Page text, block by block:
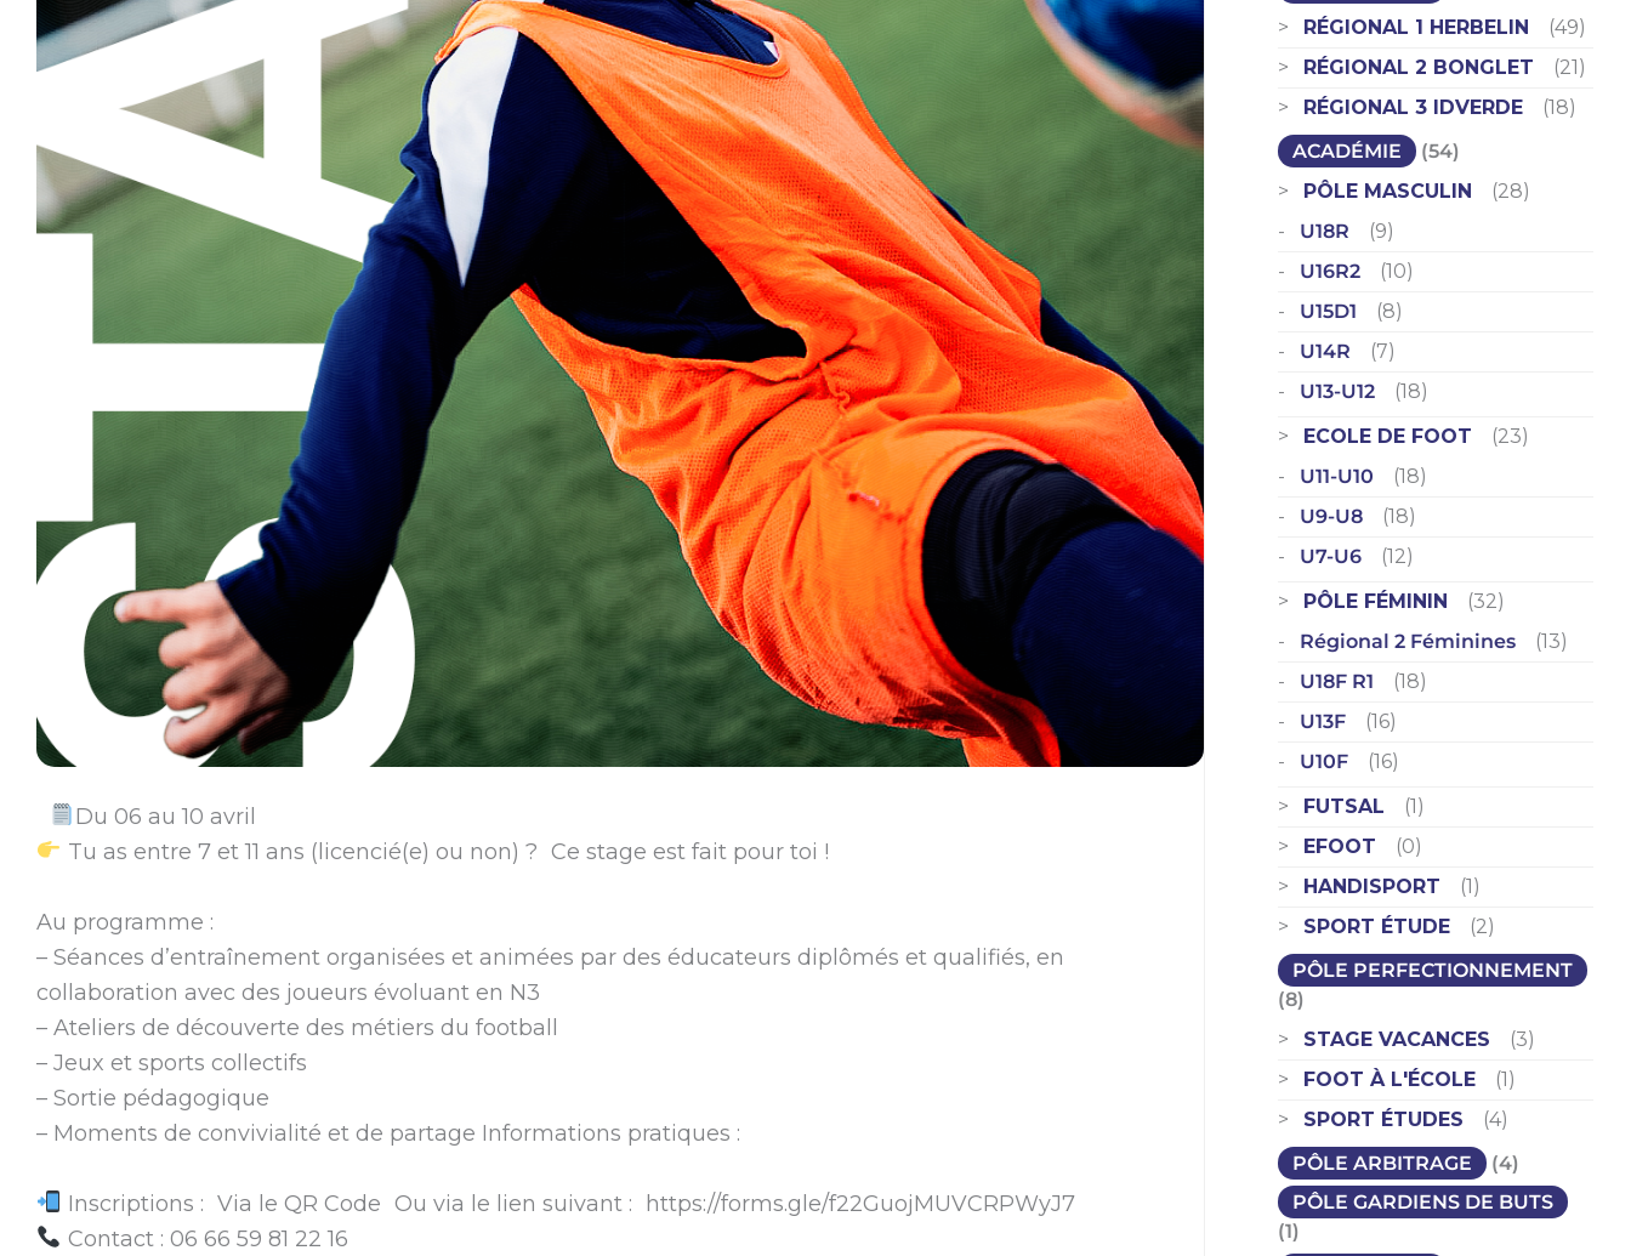
Du 06 au 10 avril
Tu as entre 7 et 11 ans (licencié(e) ou non) ? Ce stage est fait pour toi !
Au programme :
– Séances d’entraînement organisées et animées par des éducateurs diplômés et qualifiés, en
collaboration avec des joueurs évoluant en N3
– Ateliers de découverte des métiers du football
– Jeux et sports collectifs
– Sortie pédagogique
– Moments de convivialité et de partage Informations pratiques :
Inscriptions : Via le QR Code Ou via le lien suivant : https://forms.gle/f22GuojMUVCRPWyJ7
Contact : 06 66 59 81 22 16
RÉGIONAL 1 HERBELIN
(49)
RÉGIONAL 2 BONGLET
(21)
RÉGIONAL 3 IDVERDE
(18)
ACADÉMIE
(54)
PÔLE MASCULIN
(28)
U18R
(9)
U16R2
(10)
U15D1
(8)
U14R
(7)
U13-U12
(18)
ECOLE DE FOOT
(23)
U11-U10
(18)
U9-U8
(18)
U7-U6
(12)
PÔLE FÉMININ
(32)
Régional 2 Féminines
(13)
U18F R1
(18)
U13F
(16)
U10F
(16)
FUTSAL
(1)
EFOOT
(0)
HANDISPORT
(1)
SPORT ÉTUDE
(2)
PÔLE PERFECTIONNEMENT
(8)
STAGE VACANCES
(3)
FOOT À L'ÉCOLE
(1)
SPORT ÉTUDES
(4)
PÔLE ARBITRAGE
(4)
PÔLE GARDIENS DE BUTS
(1)